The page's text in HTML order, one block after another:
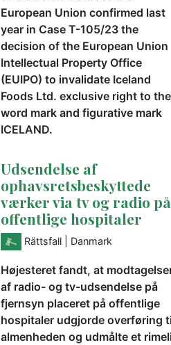
European Union confirmed last
year in Case T-105/23 the
decision of the European Union
Intellectual Property Office
(EUIPO) to invalidate Iceland
Foods Ltd. exclusive right to the
word mark and figurative mark
ICELAND.
Udsendelse af
ophavsretsbeskyttede
værker via tv og radio på
offentlige hospitaler
Rättsfall | Danmark
Højesteret fandt, at
af radio- og tv-udsendelse på
fjernsyn placeret på offentlige
hospitaler udgjorde overføring
almenheden og udmålte et